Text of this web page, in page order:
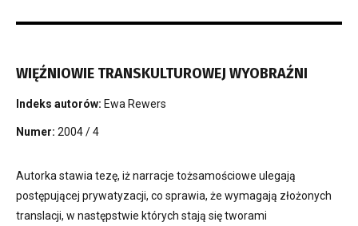
WIĘŹNIOWIE TRANSKULTUROWEJ WYOBRAŹNI
Indeks autorów: Ewa Rewers
Numer: 2004 / 4
Autorka stawia tezę, iż narracje tożsamościowe ulegają
postępującej prywatyzacji, co sprawia, że wymagają złożonych
translacji, w następstwie których stają się tworami